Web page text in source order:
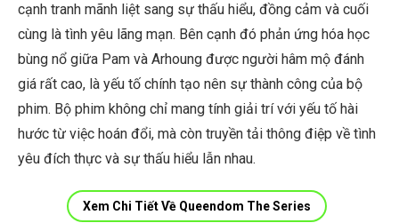
cạnh tranh mãnh liệt sang sự thấu hiểu, đồng cảm và cuối
cùng là tình yêu lãng mạn. Bên cạnh đó phản ứng hóa học
bùng nổ giữa Pam và Arhoung được người hâm mộ đánh
giá rất cao, là yếu tố chính tạo nên sự thành công của bộ
phim. Bộ phim không chỉ mang tính giải trí với yếu tố hài
hước từ việc hoán đổi, mà còn truyền tải thông điệp về tình
yêu đích thực và sự thấu hiểu lẫn nhau.
Xem Chi Tiết Về Queendom The Series